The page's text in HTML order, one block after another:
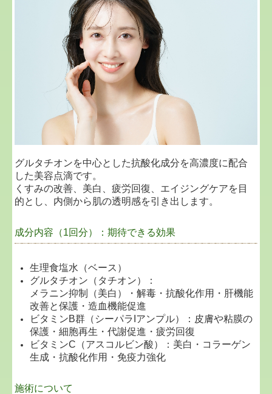
グルタチオンを中心とした抗酸化成分を高濃度に配合
した美容点滴です。
くすみの改善、美白、疲労回復、エイジングケアを目
的とし、内側から肌の透明感を引き出します。
成分内容（1回分）：期待できる効果
生理食塩水（ベース）
グルタチオン（タチオン）：
メラニン抑制（美白）・解毒・抗酸化作用・肝機能
改善と保護・造血機能促進
ビタミンB群（シーパラIアンプル）： 皮膚や粘膜の
保護・細胞再生・代謝促進・疲労回復
ビタミンC（アスコルビン酸）： 美白・コラーゲン
生成・抗酸化作用・免疫力強化
施術について